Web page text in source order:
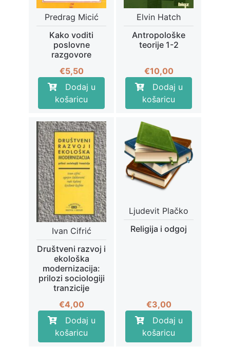
Predrag Micić
Kako voditi
poslovne
razgovore
€5,50
Dodaj u
košaricu
Elvin Hatch
Antropološke
teorije 1-2
€10,00
Dodaj u
košaricu
Ivan Cifrić
Društveni razvoj i
ekološka
modernizacija:
prilozi sociologiji
tranzicije
€4,00
Dodaj u
košaricu
Ljudevit Plačko
Religija i odgoj
€3,00
Dodaj u
košaricu